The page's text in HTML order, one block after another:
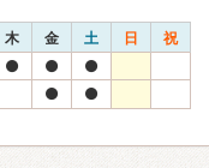
木 金 土 日 祝